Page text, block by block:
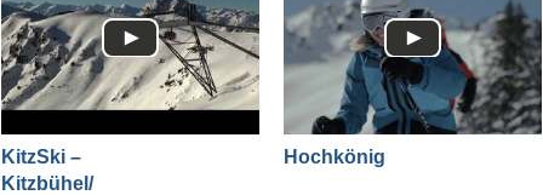
KitzSki –
Kitzbühel/​
Hochkönig